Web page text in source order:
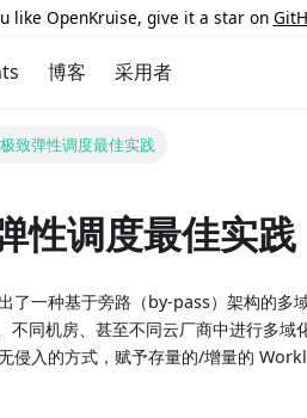
like OpenKruise, give it a star on
博客 采用者
致弹性调度最佳实践
性调度最佳实践
了一种基于旁路（by-pass）架构的
同机房、甚至不同云厂商中进行多域
入的方式，赋予存量的/增量的